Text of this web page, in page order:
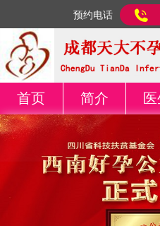
预约电话
首页 简介